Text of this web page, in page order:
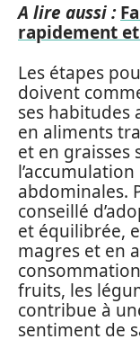
A lire aussi :
rapidement
Les étapes
doivent
ses habitudes
en aliments
et en graisses
abdominales.
conseillé
et équilibrée,
magres et en
fruits, les
contribue à
sentiment de